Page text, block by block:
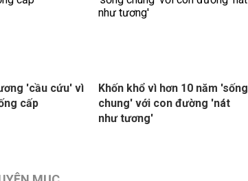
'cầu cứu' vì
cấp
Khốn khổ vì hơn 10 năm 'sống
chung' với con đường 'nát
như tương'